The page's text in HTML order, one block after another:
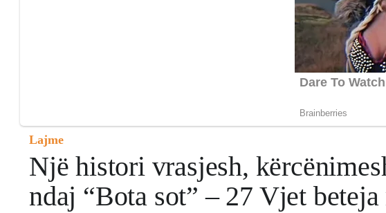
Lajme
Një histori vrasjesh,
ndaj “Bota sot” – 27 Vjet